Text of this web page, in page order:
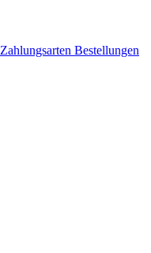
Zahlungsarten Bestellungen